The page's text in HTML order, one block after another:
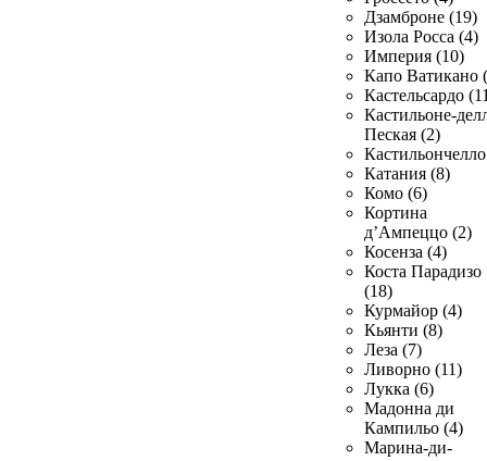
Дзамброне (19)
Изола Росса (4)
Империя (10)
Капо Ватикано
Кастельсардо
Кастильоне-
Пеская (2)
Катания (8)
Комо (6)
Кортина
д’Ампеццо (2)
Косенза (4)
Коста Парадизо
(18)
Курмайор (4)
Кьянти (8)
Леза (7)
Ливорно (11)
Лукка (6)
Мадонна ди
Кампильо (4)
Марина-ди-